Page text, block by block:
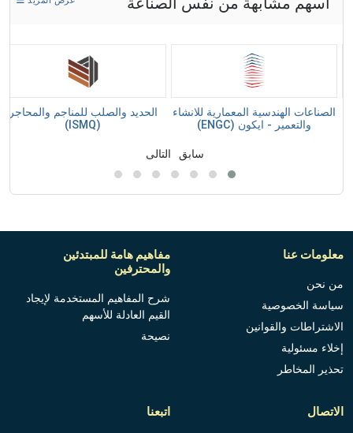
الصناعات الهندسية المعمارية للانشاء
والتعمير - ايكون (ENGC)
الحديد والصلب للمناجم والمحاجر
(ISMQ)
سابق التالى
معلومات عنا
من نحن
سياسة الخصوصية
الاشتراطات والقوانين
إخلاء مسئولية
تحذير المخاطر
مفاهيم هامة للمبتدئين
والمحترفين
شرح المفاهيم المستخدمة لإيجاد
القيم العادلة للأسهم
نصيحة
الاتصال اتبعنا